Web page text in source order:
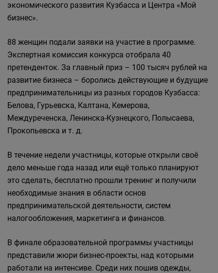
экономического развития Кузбасса и Центра «Мой
бизнес».
88 женщин подали заявки на участие в программе.
Экспертная комиссия конкурса отобрала 40
претенденток. За главный приз – 100 тысяч рублей на
развитие бизнеса – боролись действующие и будущие
предпринимательницы из разных городов Кузбасса:
Белова, Гурьевска, Калтана, Кемерова,
Междуреченска, Ленинска-Кузнецкого, Полысаева,
Прокопьевска и т. д.
В течение недели участницы, которые открыли своё
дело меньше года назад или ещё только планируют
это сделать, бесплатно прошли тренинг и получили
необходимые знания в области основ
предпринимательской деятельности, систем
налогообложения, маркетинга и финансов.
В финале образовательной программы участницы
представили жюри бизнес-проекты, над которыми
работали на интенсиве. Среди них пошив одежды,